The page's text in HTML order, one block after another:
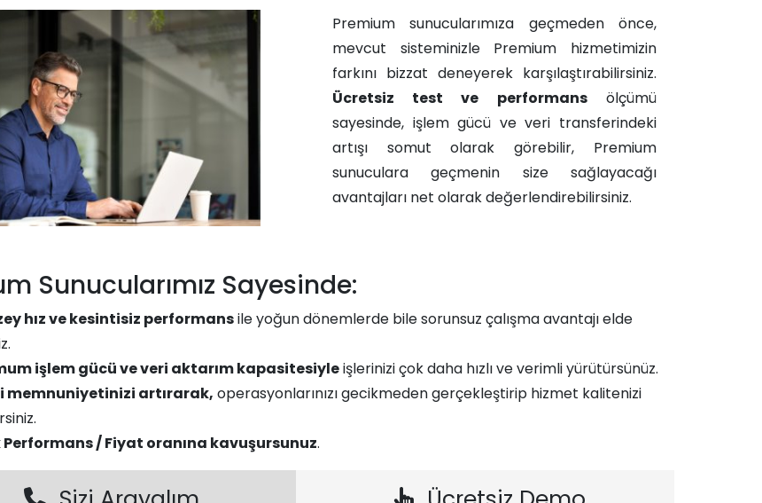
Premium sunucularımıza geçmeden önce,
mevcut sisteminizle Premium hizmetimizin
farkını bizzat deneyerek karşılaştırabilirsiniz.
Ücretsiz test ve performansölçümü
sayesinde, işlem gücü ve veri transferindeki
artışı somut olarak görebilir, Premium
sunuculara geçmenin size sağlayacağı
avantajları net olarak değerlendirebilirsiniz.​
Sunucularımız Sayesinde:​​
hız ve kesintisiz performansile yoğun dönemlerde bile sorunsuz çalışma avantajı elde
işlem gücü ve veri aktarım kapasitesiyleişlerinizi çok daha hızlı ve verimli yürütürsünüz.
memnuniyetinizi artırarak, operasyonlarınızı gecikmeden gerçekleştirip hizmet kalitenizi
Performans / Fiyat oranına kavuşursunuz.